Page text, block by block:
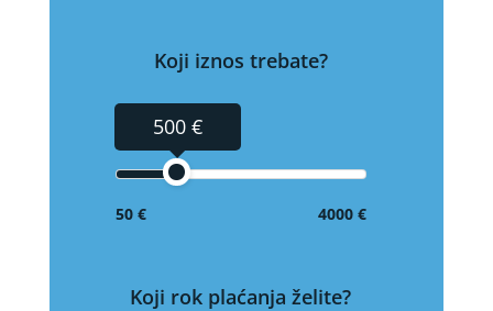
Koji iznos trebate?
500 €
50 € 4000 €
Koji rok plaćanja želite?